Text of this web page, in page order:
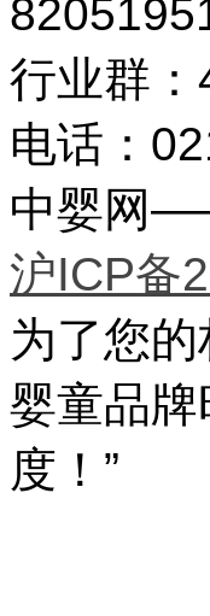
行业群
电话：
中婴网
沪ICP备
为了您
婴童品
度！”